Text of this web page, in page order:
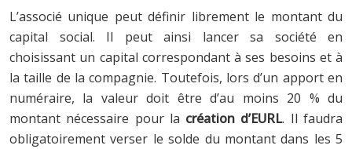
L’associé unique peut définir librement le montant du
capital social. Il peut ainsi lancer sa société en
choisissant un capital correspondant à ses besoins et à
la taille de la compagnie. Toutefois, lors d’un apport en
numéraire, la valeur doit être d’au moins 20 % du
montant nécessaire pour la création d’EURL. Il faudra
obligatoirement verser le solde du montant dans les 5